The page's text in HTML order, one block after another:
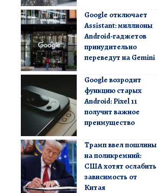
Google отключает
Assistant: миллионы
Android-гаджетов
принудительно
переведут на Gemini
Google возродит
функцию старых
Android: Pixel 11
получит важное
преимущество
Трамп ввел пошлины
на поликремний:
США хотят ослабить
зависимость от
Китая